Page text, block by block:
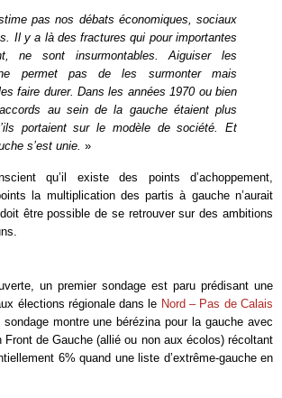
pas nos débats économiques, sociaux
Il y a là des fractures qui pour importantes
ne sont insurmontables. Aiguiser les
permet pas de les surmonter mais
faire durer. Dans les années 1970 ou bien
au sein de la gauche étaient plus
portaient sur le modèle de société. Et
s’est unie. »
qu’il existe des points d’achoppement,
la multiplication des partis à gauche n’aurait
être possible de se retrouver sur des ambitions
un premier sondage est paru prédisant une
élections régionale dans le Nord – Pas de Calais
montre une bérézina pour la gauche avec
de Gauche (allié ou non aux écolos) récoltant
6% quand une liste d’extrême-gauche en